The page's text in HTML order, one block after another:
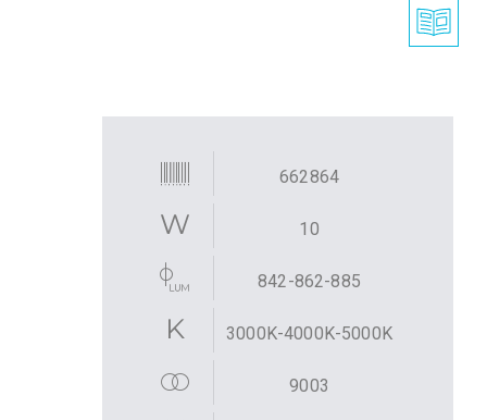
662864
10
842-862-885
3000K-4000K-5000K
9003